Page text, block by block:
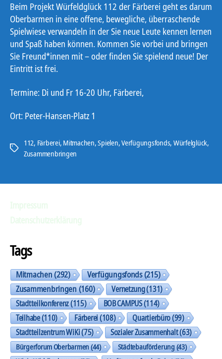
Beim Projekt Würfeldglück 112 der Färberei geht es darum
Oberbarmen in eine offene, bewegliche, überraschende
Spielwiese verwandeln in der Sie neue Leute kennen lernen
und Spaß haben können. Kommen Sie vorbei und bringen
Sie Freund*innen mit – oder finden Sie spielend neue! Der
Eintritt ist frei.
Termine: Di und Fr 16-20 Uhr, Färberei,
Ort: Peter-Hansen-Platz 1
Schlagwörter
112, Färberei, Mitmachen,Spielen,Verfügungsfonds, Würfelglück,
Zusammenbringen
Tags
Mitmachen(292) Verfügungsfonds(215)
Zusammenbringen(160) Vernetzung(131)
Stadtteilkonferenz(115) BOB CAMPUS(114)
Teilhabe(110) Färberei(108) Quartierbüro(99)
Stadtteilzentrum WiKi(75) Sozialer Zusammenhalt(63)
Bürgerforum Oberbarmen(44) Städtebauförderung(43)